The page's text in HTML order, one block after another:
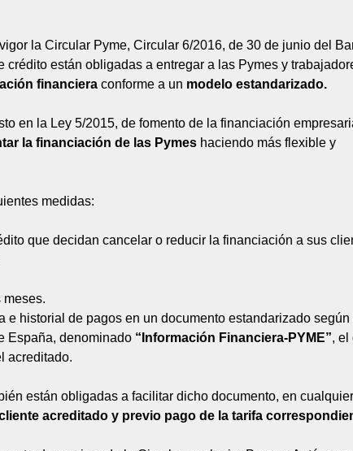
la Circular Pyme, Circular 6/2016, de 30 de junio del
están obligadas a entregar a las Pymes y
financiera conforme a un modelo estandarizado.
en la Ley 5/2015, de fomento de la financiación
la financiación de las Pymes haciendo más flexible y
medidas:
que decidan cancelar o reducir la financiación a sus
meses.
e historial de pagos en un documento estandarizado según
España, denominado “Información Financiera-PYME”, el
acreditado.
están obligadas a facilitar dicho documento, en cualquier
acreditado y previo pago de la tarifa